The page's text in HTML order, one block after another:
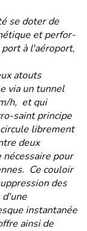
se doter de
et perfor-
à l'aéroport,
atouts
via un tunnel
h, et qui
saint principe
librement
deux
pour
Ce couloir
des
d'une
instantanée
ainsi de